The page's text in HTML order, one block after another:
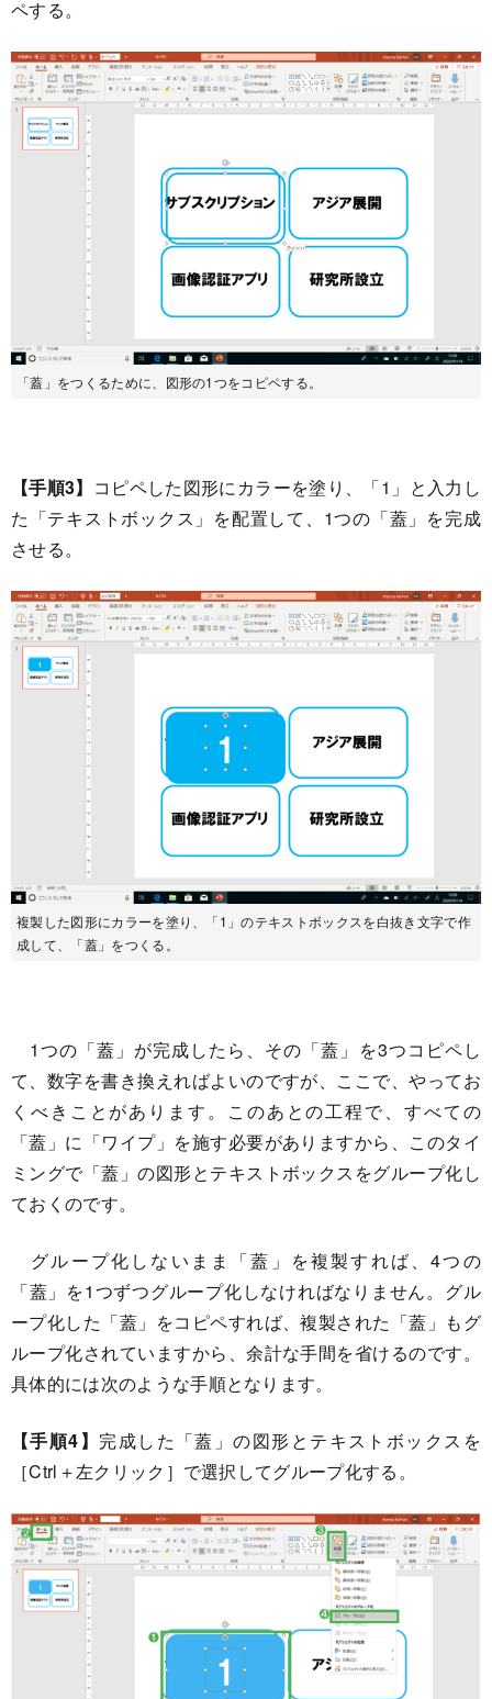
ペする。
「蓋」をつくるために、図形の1つをコピペする。
【手順3】 コピペした図形にカラーを塗り、「1」と入力し
た「テキストボックス」を配置して、1つの「蓋」を完成
させる。
複製した図形にカラーを塗り、「1」のテキストボックスを白抜き文字で作
成して、「蓋」をつくる。
1つの「蓋」が完成したら、その「蓋」を3つコピペし
て、数字を書き換えればよいのですが、ここで、やってお
くべきことがあります。このあとの工程で、すべての
「蓋」に「ワイプ」を施す必要がありますから、このタイ
ミングで「蓋」の図形とテキストボックスをグループ化し
ておくのです。
グループ化しないまま「蓋」を複製すれば、4つの
「蓋」を1つずつグループ化しなければなりません。グル
ープ化した「蓋」をコピペすれば、複製された「蓋」もグ
ループ化されていますから、余計な手間を省けるのです。
具体的には次のような手順となります。
【手順4】 完成した「蓋」の図形とテキストボックスを
［Ctrl＋左クリック］で選択してグループ化する。